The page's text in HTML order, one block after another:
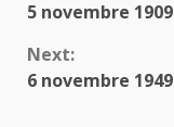
5 novembre
Next:
6 novembre